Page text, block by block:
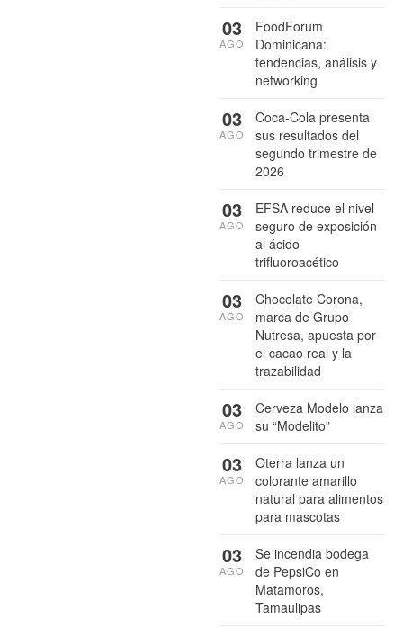
FoodForum
Dominicana:
tendencias, análisis y
networking
03
AGO
Coca-Cola presenta
sus resultados del
segundo trimestre de
2026
03
AGO
EFSA reduce el nivel
seguro de exposición
al ácido
trifluoroacético
03
AGO
Chocolate Corona,
marca de Grupo
Nutresa, apuesta por
el cacao real y la
trazabilidad
03
AGO
Cerveza Modelo lanza
su “Modelito”
03
AGO
Oterra lanza un
colorante amarillo
natural para alimentos
para mascotas
03
AGO
Se incendia bodega
de PepsiCo en
Matamoros,
Tamaulipas
03
AGO